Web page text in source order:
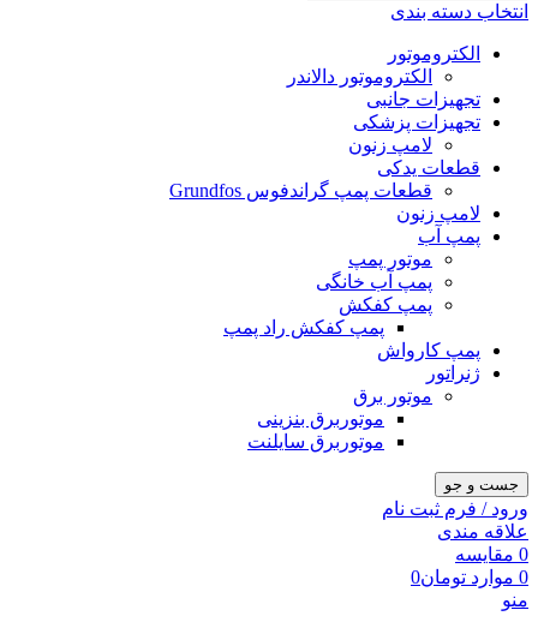
انتخاب دسته بندی
الکتروموتور
الکتروموتور دالاندر
تجهیزات جانبی
تجهیزات پزشکی
لامپ زنون
قطعات یدکی
قطعات پمپ گراندفوس Grundfos
لامپ زنون
پمپ آب
موتور پمپ
پمپ آب خانگی
پمپ کفکش
پمپ کفکش راد پمپ
پمپ کارواش
ژنراتور
موتور برق
موتوربرق بنزینی
موتوربرق سایلنت
جست و جو
ورود / فرم ثبت نام
علاقه مندی
0 مقایسه
0 موارد تومان0
منو